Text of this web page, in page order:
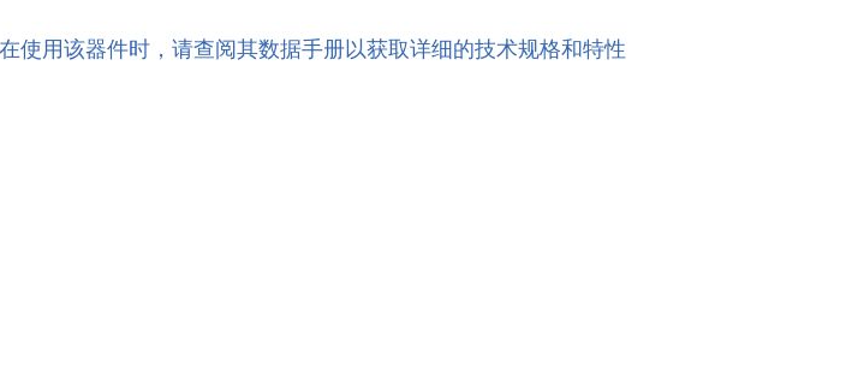
使用该器件时，请查阅其数据手册以获取详细的技术规格和特性